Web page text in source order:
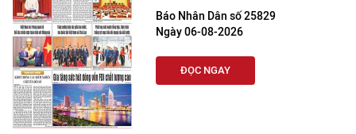
Báo Nhân Dân số 25829
Ngày 06-08-2026
ĐỌC NGAY